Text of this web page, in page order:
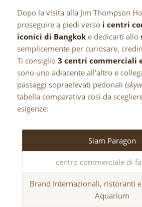
Dopo la visita alla Jim Thompson
proseguire a piedi verso i centri
iconici di Bangkoke dedicarti allo
semplicemente per curiosare,
Ti consiglio 3 centri commerciali
sono uno adiacente all’altro e
passaggi sopraelevati pedonali (
tabella comparativa così da
esigenze:
Siam Paragon
centro commerciale di
Brand Internazionali, ristoranti
Aquarium